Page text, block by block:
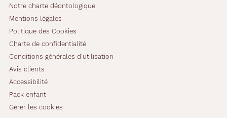
Notre charte déontologique
Mentions légales
Politique des Cookies
Charte de confidentialité
Conditions générales d'utilisation
Avis clients
Accessibilité
Pack enfant
Gérer les cookies